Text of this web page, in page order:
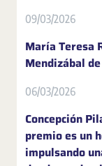
09/03/2026
María Teresa
Mendizábal
06/03/2026
Concepción
premio es un
impulsando